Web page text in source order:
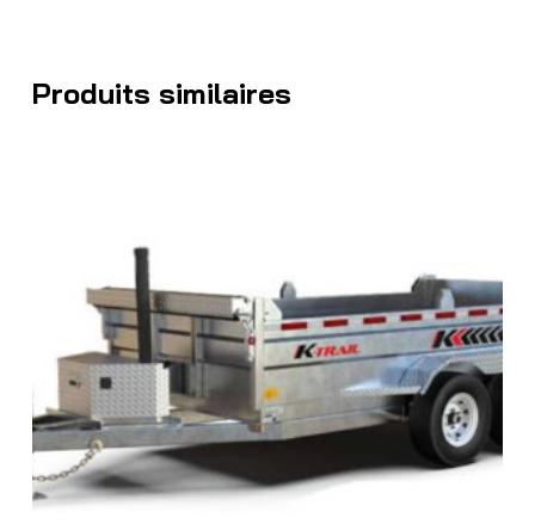
Produits similaires